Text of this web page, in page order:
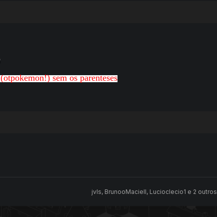
(otpokemon!) sem os parenteses
jvls, BrunooMaciell, Lucioclecio1 e 2 outros